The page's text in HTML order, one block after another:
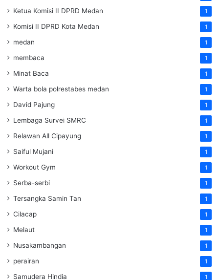
Ketua Komisi II DPRD Medan 1
Komisi II DPRD Kota Medan 1
medan 1
membaca 1
Minat Baca 1
Warta bola polrestabes medan 1
David Pajung 1
Lembaga Survei SMRC 1
Relawan All Cipayung 1
Saiful Mujani 1
Workout Gym 1
Serba-serbi 1
Tersangka Samin Tan 1
Cilacap 1
Melaut 1
Nusakambangan 1
perairan 1
Samudera Hindia 1